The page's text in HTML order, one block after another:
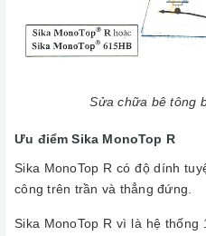
Sửa chữa bê tông
Ưu điểm Sika MonoTop R
Sika MonoTop R có độ dính
công trên trần và thẳng đứng.
Sika MonoTop R vì là hệ